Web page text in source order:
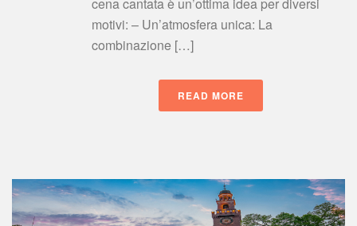
cena cantata è un’ottima idea per diversi
motivi: – Un’atmosfera unica: La
combinazione […]
READ MORE